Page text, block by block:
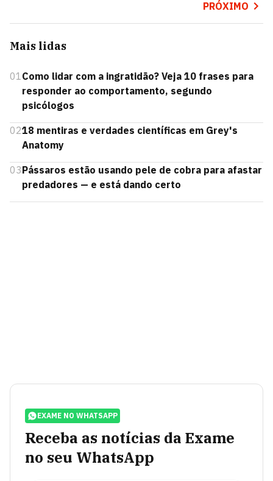
PRÓXIMO
Mais lidas
01Como lidar com a ingratidão? Veja 10 frases para
responder ao comportamento, segundo
psicólogos
0218 mentiras e verdades científicas em Grey's
Anatomy
03Pássaros estão usando pele de cobra para afastar
predadores — e está dando certo
EXAME NO WHATSAPP
Receba as notícias da Exame
no seu WhatsApp